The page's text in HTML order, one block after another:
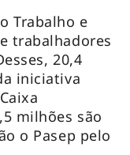
Trabalho e
trabalhadores
20,4
iniciativa
milhões são
o Pasep pelo